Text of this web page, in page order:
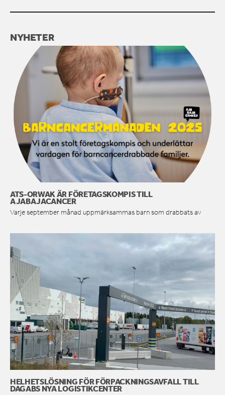
KONTAKTA OSS
NYHETER
ATS-ORWAK ÄR FÖRETAGSKOMPIS TILL
AJABAJACANCER
Varje september månad uppmärksammas barn som drabbats av
HELHETSLÖSNING FÖR FÖRPACKNINGSAVFALL TILL
DAGABS NYA LOGISTIKCENTER